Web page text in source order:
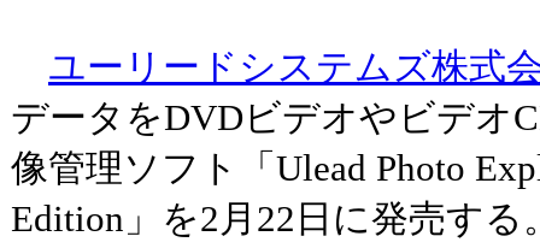
ユーリードシステムズ株式
データをDVDビデオやビデオ
像管理ソフト「Ulead Photo
Edition」を2月22日に発売する